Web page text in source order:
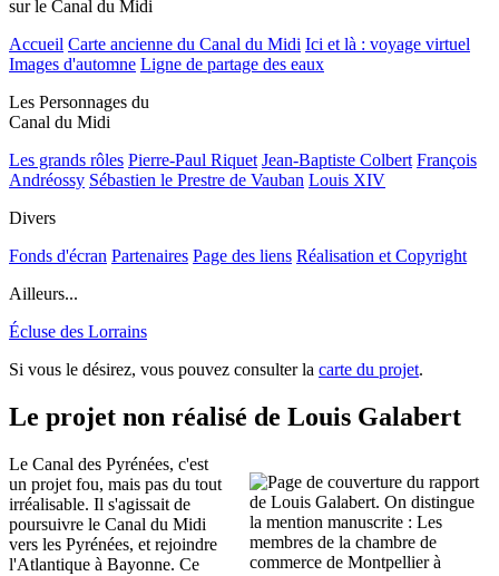
sur le Canal du Midi
Accueil Carte ancienne du Canal du Midi Ici et là : voyage virtuel
Images d'automne Ligne de partage des eaux
Les Personnages du
Canal du Midi
Les grands rôles Pierre-Paul Riquet Jean-Baptiste Colbert François
Andréossy Sébastien le Prestre de Vauban Louis XIV
Divers
Fonds d'écran Partenaires Page des liens Réalisation et Copyright
Ailleurs...
Écluse des Lorrains
Si vous le désirez, vous pouvez consulter la carte du projet.
Le projet non réalisé de Louis Galabert
Le Canal des Pyrénées, c'est
un projet fou, mais pas du tout
irréalisable. Il s'agissait de
poursuivre le Canal du Midi
vers les Pyrénées, et rejoindre
l'Atlantique à Bayonne. Ce